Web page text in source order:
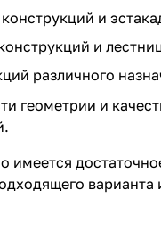
и
и
различного
геометрии и
имеется